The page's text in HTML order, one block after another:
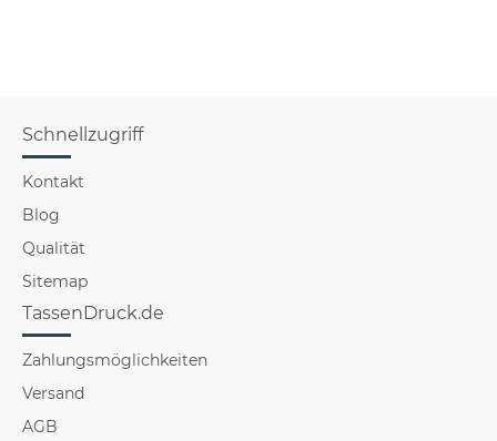
Schnellzugriff
Kontakt
Blog
Qualität
Sitemap
TassenDruck.de
Zahlungsmöglichkeiten
Versand
AGB